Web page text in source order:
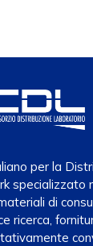
per la
specializzato
di
ricerca,